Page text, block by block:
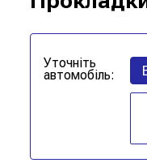
Уточніть
автомобіль: